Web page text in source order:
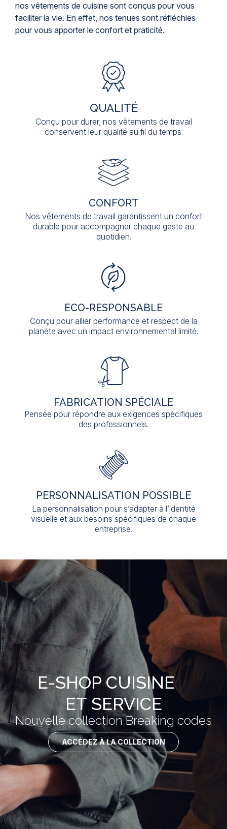
nos vêtements de cuisine sont conçus pour vous
faciliter la vie. En effet, nos tenues sont réfléchies
pour vous apporter le confort et praticité.
QUALITÉ
Conçu pour durer, nos vêtements de travail
conservent leur qualité au fil du temps.
CONFORT
Nos vêtements de travail garantissent un confort
durable pour accompagner chaque geste au
quotidien.
ECO-RESPONSABLE
Conçu pour allier performance et respect de la
planète avec un impact environnemental limité.
FABRICATION SPÉCIALE
Pensée pour répondre aux exigences spécifiques
des professionnels.
PERSONNALISATION POSSIBLE
La personnalisation pour s’adapter à l’identité
visuelle et aux besoins spécifiques de chaque
entreprise.
E-SHOP CUISINE
ET SERVICE
Nouvelle collection Breaking codes
ACCÉDEZ À LA COLLECTION